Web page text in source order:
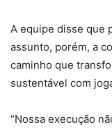
A equipe disse que
assunto, porém, a
caminho que
sustentável com
“Nossa execução